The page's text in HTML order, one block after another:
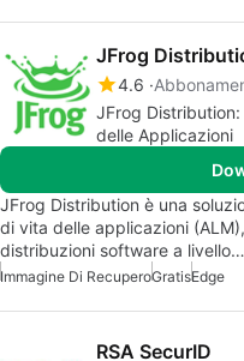
JFrog
4.6
JFrog
delle Applicazioni
JFrog Distribution è una
di vita delle applicazioni
distribuzioni software a livello…
Immagine Di RecuperoGratisEdge
RSA SecurID